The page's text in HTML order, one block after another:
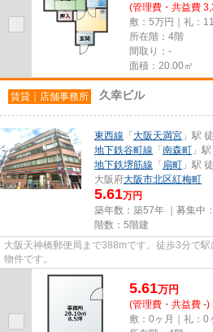
(管理費・共益費
敷：5万円｜礼：
所在階：4階
間取り：-
面積：20.00㎡
賃貸｜店舗事務所 久幸ビル
東西線 「 大阪天満宮 」駅
地下鉄谷町線 「 南森町 」
地下鉄堺筋線 「 扇町 」駅
大阪府大阪市北区紅梅町
5.61万円
築年数：築57年 ｜募集中：
階数：5階建
大阪天神橋郵便局まで388mです。徒歩3分で
物件です。
5.61万円
(管理費・共益費 -)
敷：0ヶ月｜礼：0